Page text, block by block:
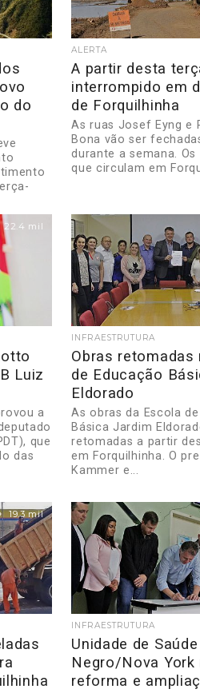
do
ALERTA
A partir desta
interrompido em
de Forquilhinha
As ruas Josef Eyng e
Bona vão ser
durante a semana.
que circulam em
22.4 mil
Luiz
a
que
das
INFRAESTRUTURA
Obras retomadas
de Educação
Eldorado
As obras da Escola
Básica Jardim
retomadas a partir
em Forquilhinha. O
Kammer e...
19.3 mil
INFRAESTRUTURA
Unidade de
Negro/Nova York
reforma e